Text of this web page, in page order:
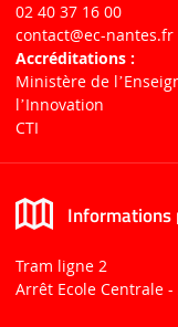
02 40 37 16 00
contact@ec-nantes.fr
Accréditations :
Ministère de
lʼInnovation
CTI
Informations
Tram ligne 2
Arrêt Ecole Centrale